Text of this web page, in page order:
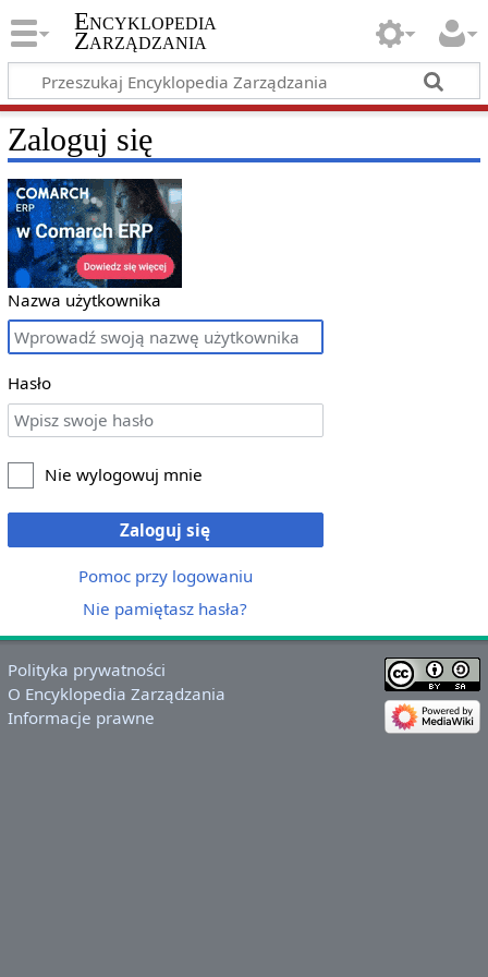
Encyklopedia
Zarządzania
Zaloguj się
Nazwa użytkownika
Hasło
Nie wylogowuj mnie
Zaloguj się
Pomoc przy logowaniu
Nie pamiętasz hasła?
Polityka prywatności
O Encyklopedia Zarządzania
Informacje prawne